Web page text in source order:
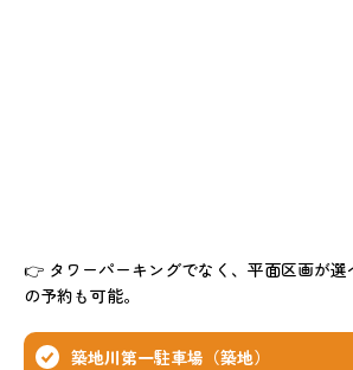
👉 タワーパーキングでなく、平面区画が選
の予約も可能。
築地川第一駐車場（築地）